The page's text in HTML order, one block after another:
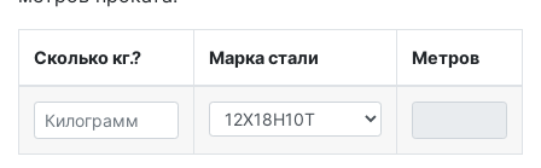
Сколько кг.? Марка стали Метров